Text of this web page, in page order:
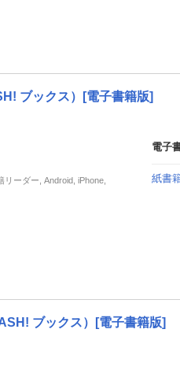
ブックス）[電子書籍版]
ーダー, Android, iPhone,
電子
紙書
ブックス）[電子書籍版]